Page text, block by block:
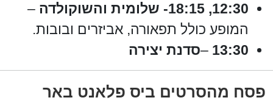
12:30, 18:15- שלומית והשוקולדה
–
המופע כולל תפאורה, אביזרים ובובות.
13:30
–סדנת יצירה
פסח מהסרטים ביס פלאנט באר